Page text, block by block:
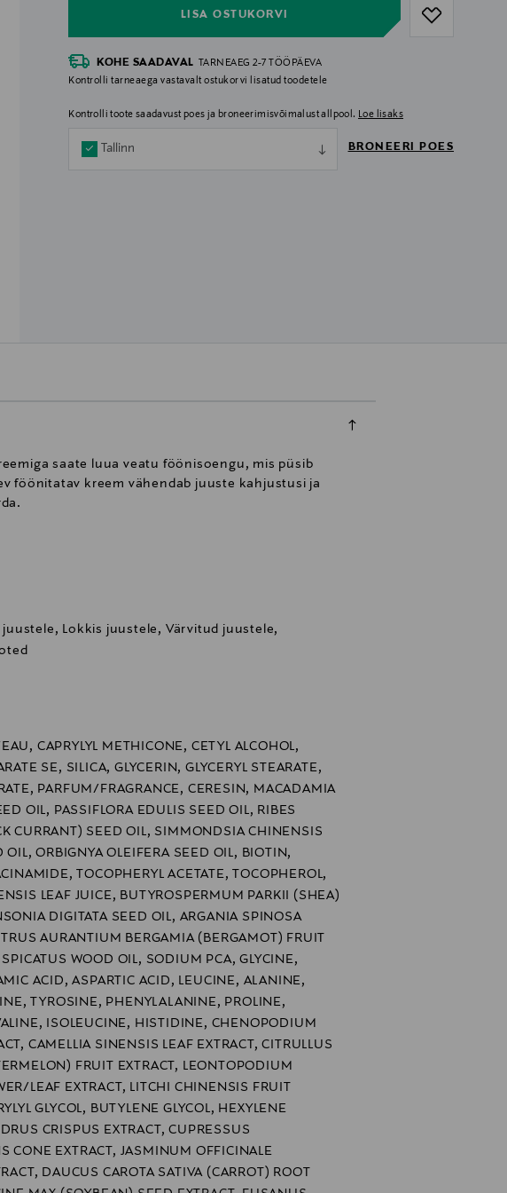
LISA OSTUKORVI
KOHE SAADAVAL TARNEAEG 2-7 TÖÖPÄEVA
Kontrolli tarneaega vastavalt ostukorvi lisatud toodetele
Kontrolli toote saadavust poes ja broneerimisvõimalust allpool. Loe lisaks
Tallinn BRONEERI POES
saate luua veatu föönisoengu, mis püsib
föönitatav kreem vähendab juuste kahjustusi ja
Lokkis juustele, Värvitud juustele,
CAPRYLYL METHICONE, CETYL ALCOHOL,
SE, SILICA, GLYCERIN, GLYCERYL STEARATE,
PARFUM/FRAGRANCE, CERESIN, MACADAMIA
OIL, PASSIFLORA EDULIS SEED OIL, RIBES
CURRANT) SEED OIL, SIMMONDSIA CHINENSIS
OIL, ORBIGNYA OLEIFERA SEED OIL, BIOTIN,
TOCOPHERYL ACETATE, TOCOPHEROL,
LEAF JUICE, BUTYROSPERMUM PARKII (SHEA)
DIGITATA SEED OIL, ARGANIA SPINOSA
AURANTIUM BERGAMIA (BERGAMOT) FRUIT
WOOD OIL, SODIUM PCA, GLYCINE,
ACID, ASPARTIC ACID, LEUCINE, ALANINE,
TYROSINE, PHENYLALANINE, PROLINE,
ISOLEUCINE, HISTIDINE, CHENOPODIUM
CAMELLIA SINENSIS LEAF EXTRACT, CITRULLUS
FRUIT EXTRACT, LEONTOPODIUM
LEAF EXTRACT, LITCHI CHINENSIS FRUIT
GLYCOL, BUTYLENE GLYCOL, HEXYLENE
CRISPUS EXTRACT, CUPRESSUS
CONE EXTRACT, JASMINUM OFFICINALE
DAUCUS CAROTA SATIVA (CARROT) ROOT